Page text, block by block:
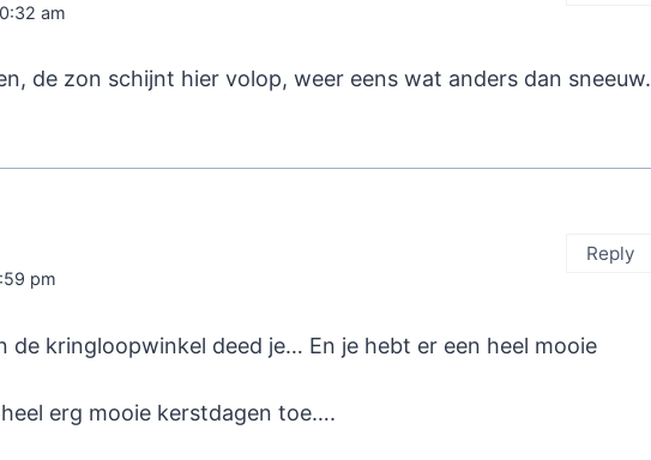
am
de zon schijnt hier volop, weer eens wat anders dan sneeuw.
pm
de kringloopwinkel deed je… En je hebt er een heel mooie
erg mooie kerstdagen toe….
Reply